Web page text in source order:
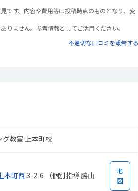
です。内容や費用等は投稿時点のものとなり、変
ません。参考情報としてご活用ください。
不適切な口コミを報告する
グ教室 上本町校
本町西 3-2-6 （個別指導 勝山
地
図